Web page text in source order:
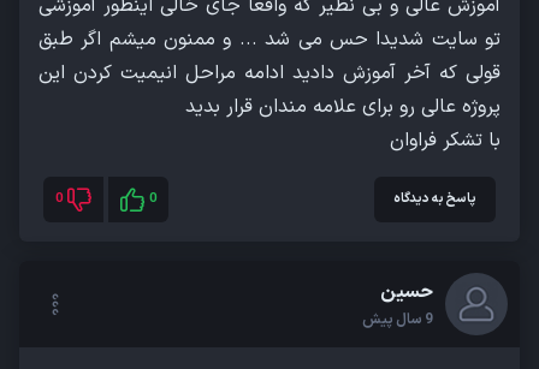
تو سایت شدیدا حس می شد ... و ممنون میشم اگر طبق
قولی که آخر آموزش دادید ادامه مراحل انیمیت کردن این
با تشکر فراوان
پاسخ به دیدگاه 0
0
حسین
9 سال پیش